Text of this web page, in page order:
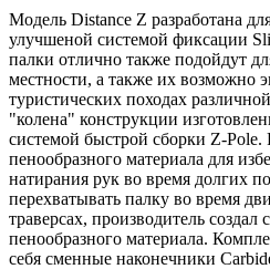
Модель Distance Z разработана
улучшеной системой фиксации
палки отлично также подойдут
местности, а также их возможно
туристических походах
"колена" конструкции
системой быстрой сборки Z-Pole.
пенообразного материала для
натирания рук во время долгих
перехватывать палку во время
траверсах, производитель
пенообразного материала.
себя сменные наконечники